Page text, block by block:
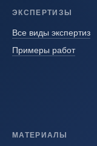
ЭКСПЕРТИЗЫ
Все виды экспертиз
Примеры работ
МАТЕРИАЛЫ